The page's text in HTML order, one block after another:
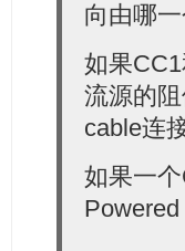
向由哪一
如果
流源的
cable连
如果一